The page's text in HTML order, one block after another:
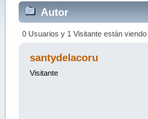
Autor
0 Usuarios y 1 Visitante están viendo
santydelacoru
Visitante